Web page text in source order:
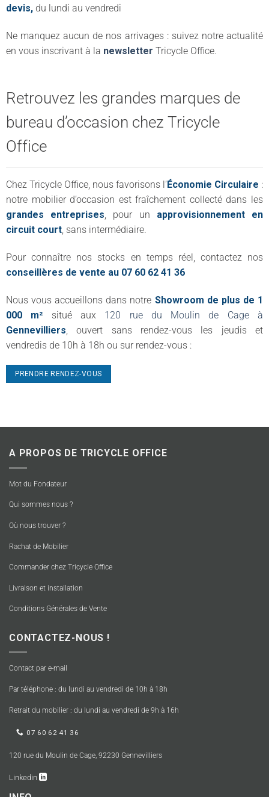
devis, du lundi au vendredi
Ne manquez aucun de nos arrivages : suivez notre actualité
en vous inscrivant à la newsletter Tricycle Office.
Retrouvez les grandes marques de
bureau d’occasion chez Tricycle
Office
Chez Tricycle Office, nous favorisons l’Économie Circulaire :
notre mobilier d’occasion est fraîchement collecté dans les
grandes entreprises, pour un approvisionnement en
circuit court, sans intermédiaire.
Pour connaître nos stocks en temps réel, contactez nos
conseillères de vente au 07 60 62 41 36
Nous vous accueillons dans notre Showroom de plus de 1
000 m² situé aux 120 rue du Moulin de Cage à
Gennevilliers , ouvert sans rendez-vous les jeudis et
vendredis de 10h à 18h ou sur rendez-vous :
PRENDRE RENDEZ-VOUS
A PROPOS DE TRICYCLE OFFICE
Mot du Fondateur
Qui sommes nous ?
Où nous trouver ?
Rachat de Mobilier
Commander chez Tricycle Office
Livraison et installation
Conditions Générales de Vente
CONTACTEZ-NOUS !
Contact par e-mail
Par téléphone : du lundi au vendredi de 10h à 18h
Retrait du mobilier : du lundi au vendredi de 9h à 16h
07 60 62 41 36
120 rue du Moulin de Cage, 92230 Gennevilliers
Linkedin